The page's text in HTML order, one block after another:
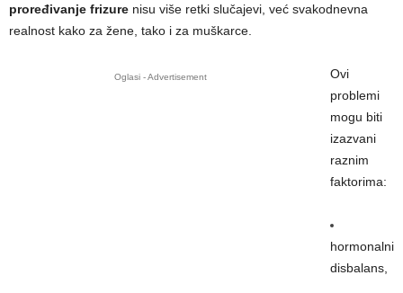
proređivanje frizure nisu više retki slučajevi, već svakodnevna
realnost kako za žene, tako i za muškarce.
Oglasi - Advertisement
Ovi
problemi
mogu biti
izazvani
raznim
faktorima:
hormonalni
disbalans,